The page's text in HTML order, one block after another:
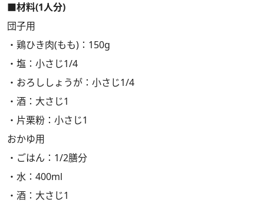
■材料(1人分)
団子用
・鶏ひき肉(もも)：150g
・塩：小さじ1/4
・おろししょうが：小さじ1/4
・酒：大さじ1
・片栗粉：小さじ1
おかゆ用
・ごはん：1/2膳分
・水：400ml
・酒：大さじ1